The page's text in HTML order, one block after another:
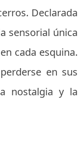
Declarada
sensorial única
cada esquina.
en sus
nostalgia y la